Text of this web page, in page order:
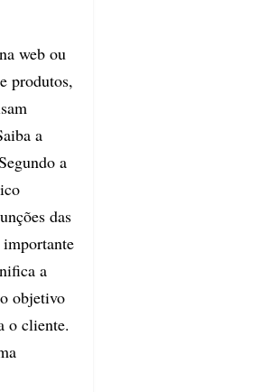
web ou
produtos,
a
a
das
a
objetivo
o cliente.